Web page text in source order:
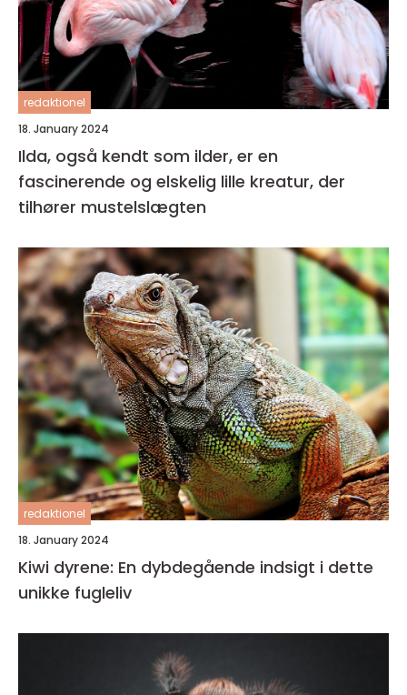
redaktionel
18. January 2024
Ilda, også kendt som ilder, er en
fascinerende og elskelig lille kreatur, der
tilhører mustelslægten
redaktionel
18. January 2024
Kiwi dyrene: En dybdegående indsigt i dette
unikke fugleliv